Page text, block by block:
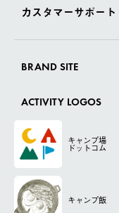
カスタマーサポート
BRAND SITE
ACTIVITY LOGOS
キャンプ場
ドットコム
キャンプ飯